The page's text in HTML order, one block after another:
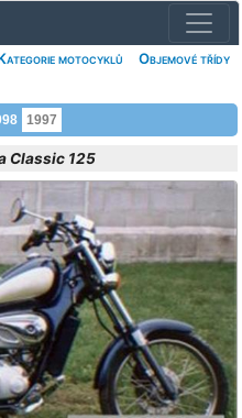
motocyklů
Objemové třídy
1997
Classic 125